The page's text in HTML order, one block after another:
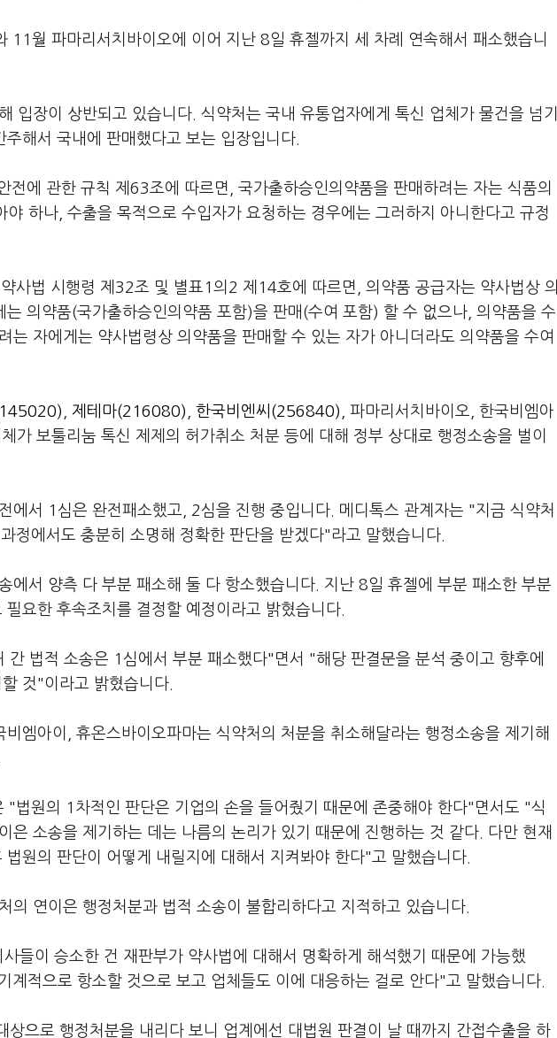
11월 파마리서치바이오에 이어 지난 8일 휴젤까지 세 차례 연속해서 패소했습니
입장이 상반되고 있습니다. 식약처는 국내 유통업자에게 톡신 업체가 물건을 넘기
해서 국내에 판매했다고 보는 입장입니다.
전에 관한 규칙 제63조에 따르면, 국가출하승인의약품을 판매하려는 자는 식품의
야 하나, 수출을 목적으로 수입자가 요청하는 경우에는 그러하지 아니한다고 규정
사법 시행령 제32조 및 별표1의2 제14호에 따르면, 의약품 공급자는 약사법상 의
는 의약품(국가출하승인의약품 포함)을 판매(수여 포함) 할 수 없으나, 의약품을 수
는 자에게는 약사법령상 의약품을 판매할 수 있는 자가 아니더라도 의약품을 수여
제테마(216080) 한국비엔씨(256840)
, 파마리서치바이오, 한국비엠아
가 보툴리눔 톡신 제제의 허가취소 처분 등에 대해 정부 상대로 행정소송을 벌이
에서 1심은 완전패소했고, 2심을 진행 중입니다. 메디톡스 관계자는 "지금 식약처
정에서도 충분히 소명해 정확한 판단을 받겠다"라고 말했습니다.
에서 양측 다 부분 패소해 둘 다 항소했습니다. 지난 8일 휴젤에 부분 패소한 부분
요한 후속조치를 결정할 예정이라고 밝혔습니다.
간 법적 소송은 1심에서 부분 패소했다"면서 "해당 판결문을 분석 중이고 향후에
것"이라고 밝혔습니다.
엠아이, 휴온스바이오파마는 식약처의 처분을 취소해달라는 행정소송을 제기해
"법원의 1차적인 판단은 기업의 손을 들어줬기 때문에 존중해야 한다"면서도 "식
은 소송을 제기하는 데는 나름의 논리가 있기 때문에 진행하는 것 같다. 다만 현재
원의 판단이 어떻게 내릴지에 대해서 지켜봐야 한다"고 말했습니다.
의 연이은 행정처분과 법적 소송이 불합리하다고 지적하고 있습니다.
들이 승소한 건 재판부가 약사법에 대해서 명확하게 해석했기 때문에 가능했
계적으로 항소할 것으로 보고 업체들도 이에 대응하는 걸로 안다"고 말했습니다.
상으로 행정처분을 내리다 보니 업계에선 대법원 판결이 날 때까지 간접수출을 하